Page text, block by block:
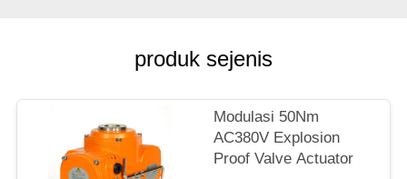
SITEMAP
produk sejenis
Modulasi 50Nm
AC380V Explosion
Proof Valve Actuator